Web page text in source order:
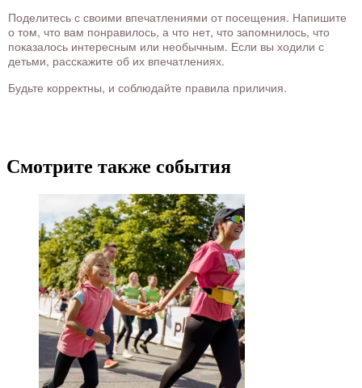
Поделитесь с своими впечатлениями от посещения. Напишите
о том, что вам понравилось, а что нет, что запомнилось, что
показалось интересным или необычным. Если вы ходили с
детьми, расскажите об их впечатлениях.
Будьте корректны, и соблюдайте правила приличия.
Смотрите также события